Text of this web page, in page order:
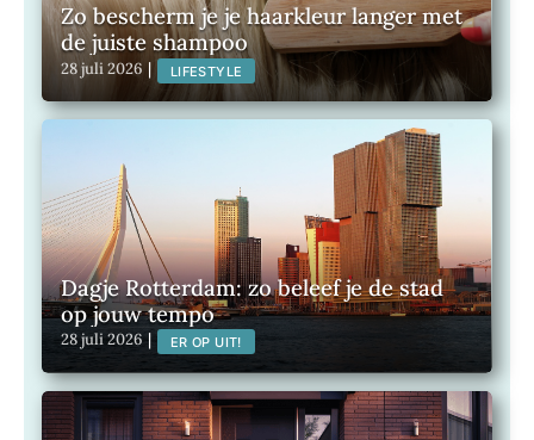
Zo bescherm je je haarkleur langer met
de juiste shampoo
28 juli 2026 | LIFESTYLE
Dagje Rotterdam: zo beleef je de stad
op jouw tempo
28 juli 2026 | ER OP UIT!